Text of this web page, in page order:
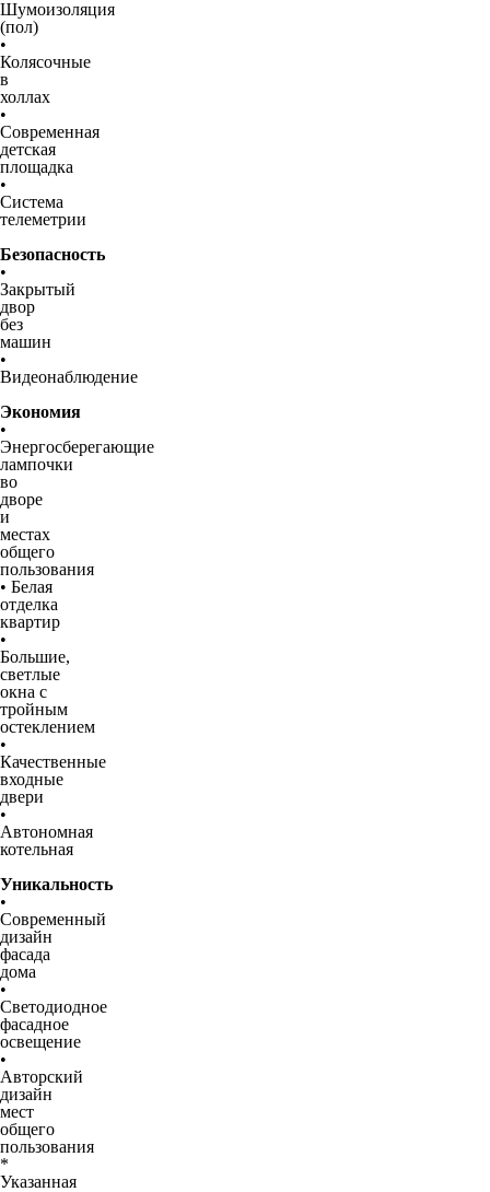
Шумоизоляция
(пол)
•
Колясочные
в
холлах
•
Современная
детская
площадка
•
Система
телеметрии
Безопасность
•
Закрытый
двор
без
машин
•
Видеонаблюдение
Экономия
•
Энергосберегающие
лампочки
во
дворе
и
местах
общего
пользования
• Белая
отделка
квартир
•
Большие,
светлые
окна с
тройным
остеклением
•
Качественные
входные
двери
•
Автономная
котельная
Уникальность
•
Современный
дизайн
фасада
дома
•
Светодиодное
фасадное
освещение
•
Авторский
дизайн
мест
общего
пользования
*
Указанная